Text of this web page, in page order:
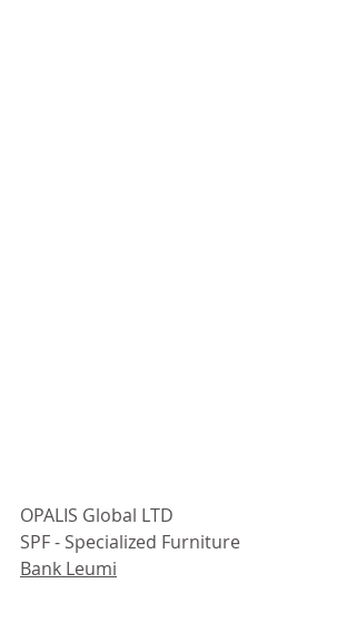
OPALIS Global LTD
SPF - Specialized Furniture
Bank Leumi